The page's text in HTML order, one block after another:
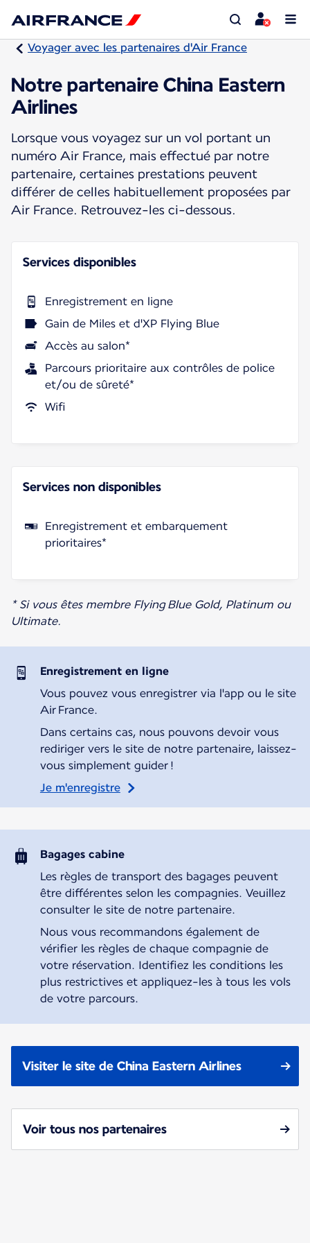
Voyager avec les partenaires d'Air France
Notre partenaire China Eastern
Airlines
Lorsque vous voyagez sur un vol portant un
numéro Air France, mais effectué par notre
partenaire, certaines prestations peuvent
différer de celles habituellement proposées par
Air France. Retrouvez-les ci-dessous.
Services disponibles
Enregistrement en ligne
Gain de Miles et d'XP Flying Blue
Accès au salon*
Parcours prioritaire aux contrôles de police
et/ou de sûreté*
Wifi
Services non disponibles
Enregistrement et embarquement
prioritaires*
* Si vous êtes membre Flying Blue Gold, Platinum ou
Ultimate.
Enregistrement en ligne
Vous pouvez vous enregistrer via l'app ou le site
Air France.
Dans certains cas, nous pouvons devoir vous
rediriger vers le site de notre partenaire, laissez-
vous simplement guider !
Je m'enregistre
Bagages cabine
Les règles de transport des bagages peuvent
être différentes selon les compagnies. Veuillez
consulter le site de notre partenaire.
Nous vous recommandons également de
vérifier les règles de chaque compagnie de
votre réservation. Identifiez les conditions les
plus restrictives et appliquez-les à tous les vols
de votre parcours.
Visiter le site de China Eastern Airlines
Voir tous nos partenaires